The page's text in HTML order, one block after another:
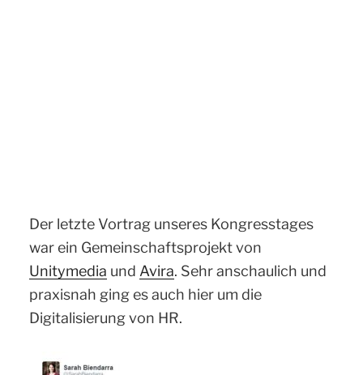
Der letzte Vortrag unseres Kongresstages
war ein Gemeinschaftsprojekt von
Unitymedia und Avira. Sehr anschaulich und
praxisnah ging es auch hier um die
Digitalisierung von HR.